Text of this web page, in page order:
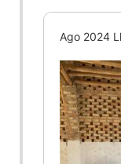
Ago 2024